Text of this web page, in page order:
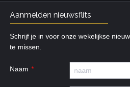
Aanmelden nieuwsflits
Schrijf je in voor onze wekelijkse
te missen.
Naam